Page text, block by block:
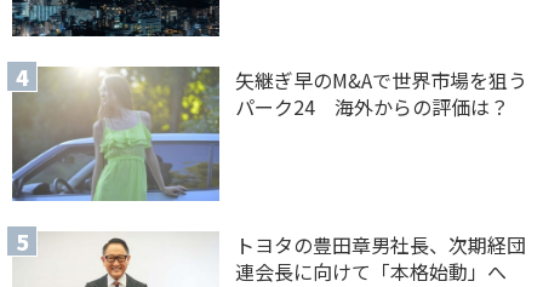
矢継ぎ早のM&Aで世界市場を狙う
パーク24 海外からの評価は？
トヨタの豊田章男社長、次期経団
連会長に向けて「本格始動」へ